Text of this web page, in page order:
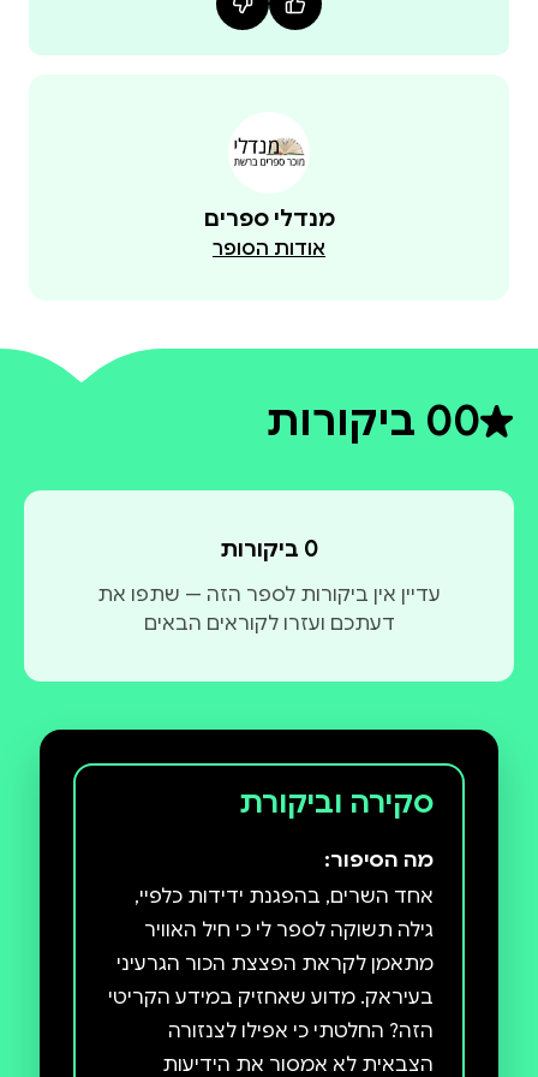
מנדלי ספרים
אודות הסופר
0דירוג ממוצע 0 מתוך 5
0 ביקורות
0 ביקורות
עדיין אין ביקורות לספר הזה — שתפו את
דעתכם ועזרו לקוראים הבאים
סקירה וביקורת
מה הסיפור:
אחד השרים, בהפגנת ידידות כלפיי,
גילה תשוקה לספר לי כי חיל האוויר
מתאמן לקראת הפצצת הכור הגרעיני
בעיראק. מדוע שאחזיק במידע הקריטי
הזה? החלטתי כי אפילו לצנזורה
הצבאית לא אמסור את הידיעות